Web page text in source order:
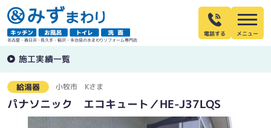
名古屋・春日井・長久手・稲沢・多治見の水まわりリフォーム専門店
電話する
施工実績一覧
給湯器 小牧市 Kさま
パナソニック エコキュート／HE-J37LQS